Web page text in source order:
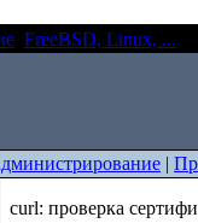
FreeBSD, Linux, ...
|
curl: проверка